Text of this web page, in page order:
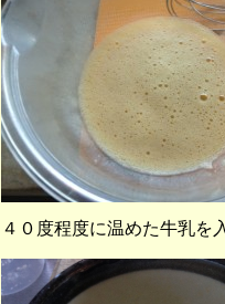
４０度程度に温めた牛乳を